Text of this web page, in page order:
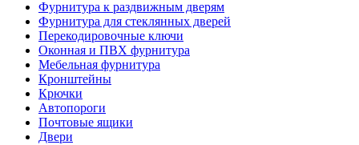
Фурнитура к раздвижным дверям
Фурнитура для стеклянных дверей
Перекодировочные ключи
Оконная и ПВХ фурнитура
Мебельная фурнитура
Кронштейны
Крючки
Автопороги
Почтовые ящики
Двери